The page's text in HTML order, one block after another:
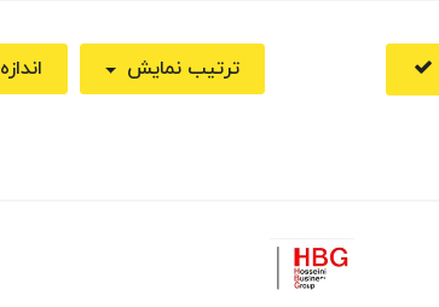
ترتیب نمایش اندازه